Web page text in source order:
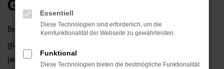
GEBRAUCHTWAGEN WARTET
Bei uns kaufen Sie einen Audi e-tron Gebrauchtwagen
günstig und ohne Risiko. Der Grund liegt darin, dass wir
jedes Fahrzeug eingehend überprüfen und somit einen
Essentiell
Diese Technologien sind erforderlich, um die
Kernfunktionalität der Webseite zu gewährleisten.
Funktional
Diese Technologien bieten die bestmögliche Funktionalität